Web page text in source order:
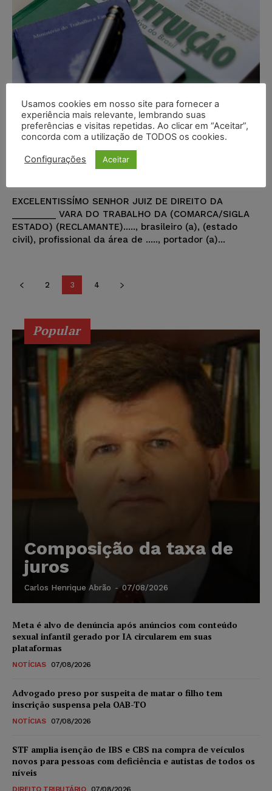
Modelo de Petição – Interposição
de reclamatória trabalhista ante
a existência de trabalho para
grupo econômico
EXCELENTISSÍMO SENHOR JUIZ DE DIREITO DA
_________ VARA DO TRABALHO DA (COMARCA/SIGLA
ESTADO) (RECLAMANTE)....., brasileiro (a), (estado
civil), profissional da área de ....., portador (a)...
2 3 4
Popular
Composição da taxa de
juros
Carlos Henrique Abrão - 07/08/2026
Meta é alvo de denúncia após anúncios com conteúdo
sexual infantil gerado por IA circularem em suas
plataformas
NOTÍCIAS 07/08/2026
Advogado preso por suspeita de matar o filho tem
inscrição suspensa pela OAB-TO
NOTÍCIAS 07/08/2026
STF amplia isenção de IBS e CBS na compra de veículos
novos para pessoas com deficiência e autistas de todos os
níveis
DIREITO TRIBUTÁRIO 07/08/2026
Usamos cookies em nosso site para fornecer a
experiência mais relevante, lembrando suas
preferências e visitas repetidas. Ao clicar em “Aceitar”,
concorda com a utilização de TODOS os cookies.
Configurações Aceitar